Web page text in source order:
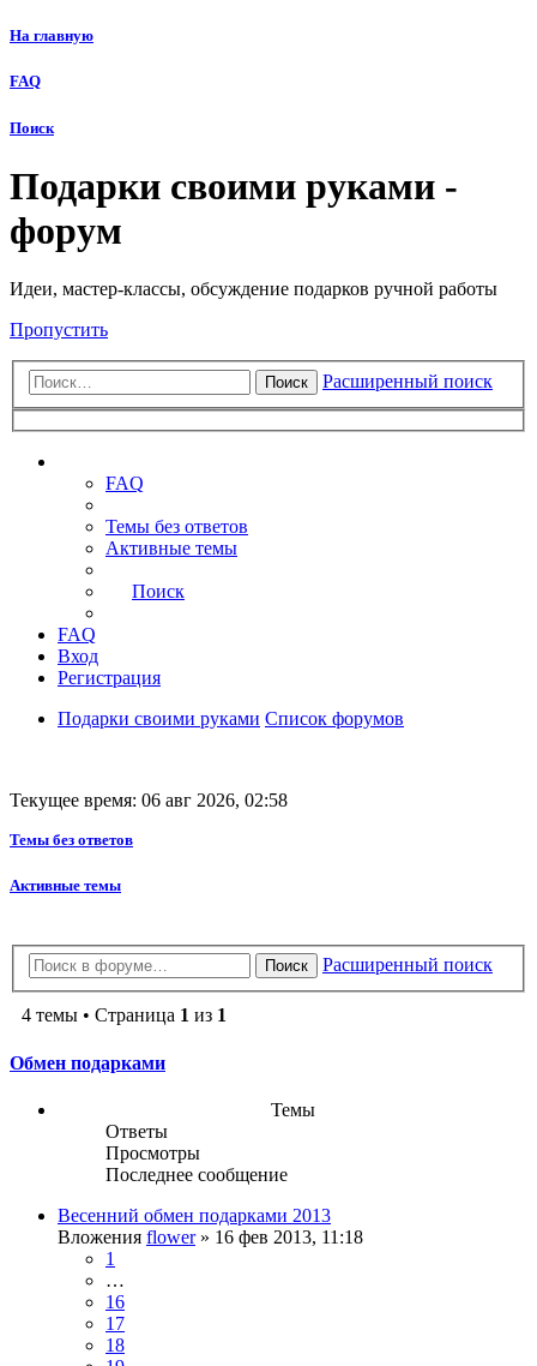
На главную
FAQ
Поиск
Подарки своими руками -
форум
Идеи, мастер-классы, обсуждение подарков ручной работы
Пропустить
Поиск Расширенный поиск
FAQ
Темы без ответов
Активные темы
Поиск
FAQ
Вход
Регистрация
Подарки своими руками Список форумов
Текущее время: 06 авг 2026, 02:58
Темы без ответов
Активные темы
Поиск Расширенный поиск
4 темы • Страница 1 из 1
Обмен подарками
Темы
Ответы
Просмотры
Последнее сообщение
Весенний обмен подарками 2013
Вложения flower» 16 фев 2013, 11:18
1
…
16
17
18